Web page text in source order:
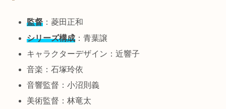
監督 ：菱田正和
シリーズ構成 ：青葉譲
キャラクターデザイン：近響子
音楽：石塚玲依
音響監督：小沼則義
美術監督：林竜太